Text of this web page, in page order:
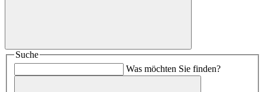
Suche
Was möchten Sie finden?